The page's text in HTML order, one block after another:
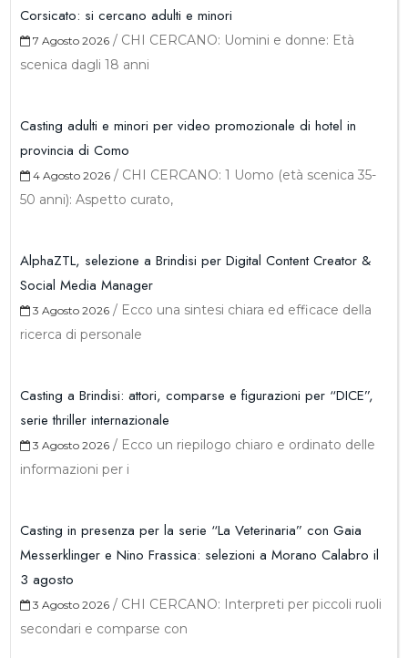
Corsicato: si cercano adulti e minori
7 Agosto 2026 / CHI CERCANO: Uomini e donne: Età
scenica dagli 18 anni
Casting adulti e minori per video promozionale di hotel in
provincia di Como
4 Agosto 2026 / CHI CERCANO: 1 Uomo (età scenica 35-
50 anni): Aspetto curato,
AlphaZTL, selezione a Brindisi per Digital Content Creator &
Social Media Manager
3 Agosto 2026 / Ecco una sintesi chiara ed efficace della
ricerca di personale
Casting a Brindisi: attori, comparse e figurazioni per “DICE”,
serie thriller internazionale
3 Agosto 2026 / Ecco un riepilogo chiaro e ordinato delle
informazioni per i
Casting in presenza per la serie “La Veterinaria” con Gaia
Messerklinger e Nino Frassica: selezioni a Morano Calabro il
3 agosto
3 Agosto 2026 / CHI CERCANO: Interpreti per piccoli ruoli
secondari e comparse con